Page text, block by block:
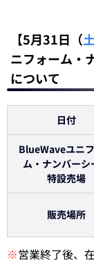
【5月31日（土
ニフォーム・
について
日付
BlueWaveユニ
ム・ナンバーシ
特設売場
販売場所
※営業終了後、